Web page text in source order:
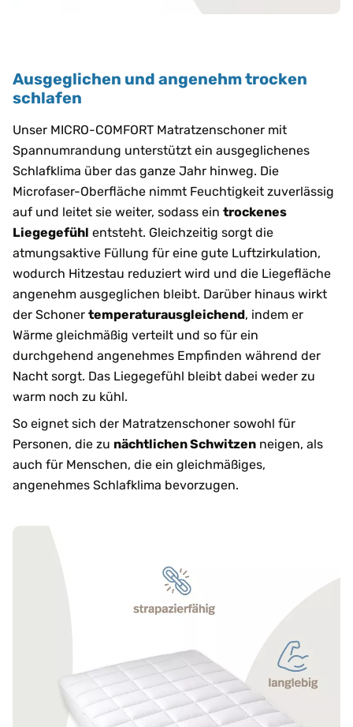
Ausgeglichen und angenehm trocken
schlafen
Unser MICRO-COMFORT Matratzenschoner mit
Spannumrandung unterstützt ein ausgeglichenes
Schlafklima über das ganze Jahr hinweg. Die
Microfaser-Oberfläche nimmt Feuchtigkeit zuverlässig
auf und leitet sie weiter, sodass ein trockenes
Liegegefühl entsteht. Gleichzeitig sorgt die
atmungsaktive Füllung für eine gute Luftzirkulation,
wodurch Hitzestau reduziert wird und die Liegefläche
angenehm ausgeglichen bleibt. Darüber hinaus wirkt
der Schoner temperaturausgleichend, indem er
Wärme gleichmäßig verteilt und so für ein
durchgehend angenehmes Empfinden während der
Nacht sorgt. Das Liegegefühl bleibt dabei weder zu
warm noch zu kühl.
So eignet sich der Matratzenschoner sowohl für
Personen, die zu nächtlichen Schwitzen neigen, als
auch für Menschen, die ein gleichmäßiges,
angenehmes Schlafklima bevorzugen.